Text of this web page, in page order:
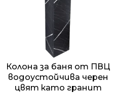
Колона за баня от ПВЦ
водоустойчива черен
цвят като гранит